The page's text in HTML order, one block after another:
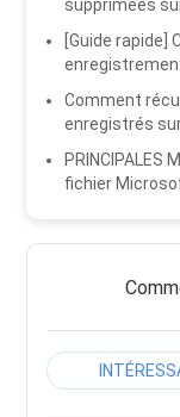
supprimées
[Guide rapide]
Comment
enregistrés
PRINCIPALES
fichier